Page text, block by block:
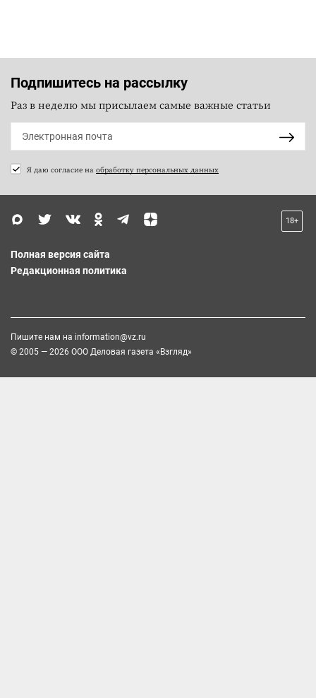
Подпишитесь на рассылку
Раз в неделю мы присылаем самые важные статьи
Я даю согласие на обработку персональных данных
18+
Полная версия сайта
Редакционная политика
Пишите нам на information@vz.ru
© 2005 — 2026 ООО Деловая газета «Взгляд»